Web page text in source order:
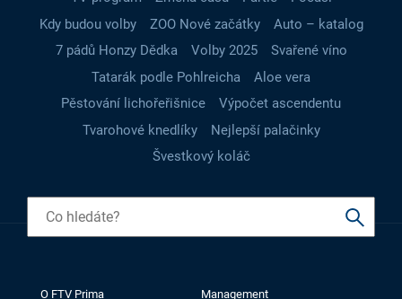
Kdy budou volby
ZOO Nové začátky
Auto – katalog
7 pádů Honzy Dědka
Volby 2025
Svařené víno
Tatarák podle Pohlreicha
Aloe vera
Pěstování lichořeřišnice
Výpočet ascendentu
Tvarohové knedlíky
Nejlepší palačinky
Švestkový koláč
O FTV Prima
Management